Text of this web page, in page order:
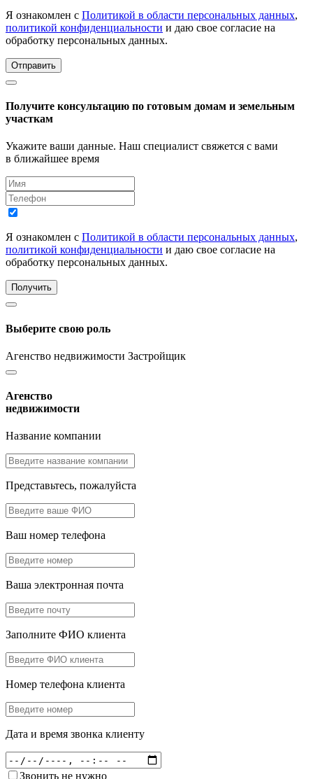
Я ознакомлен с Политикой в области персональных данных,
политикой конфиденциальности и даю свое согласие на
обработку персональных данных.
Отправить
Получите консультацию по готовым домам и земельным
участкам
Укажите ваши данные. Наш специалист свяжется с вами
в ближайшее время
Я ознакомлен с Политикой в области персональных данных,
политикой конфиденциальности и даю свое согласие на
обработку персональных данных.
Получить
Выберите свою роль
Агенство недвижимости Застройщик
Агенство
недвижимости
Название компании
Представьтесь, пожалуйста
Ваш номер телефона
Ваша электронная почта
Заполните ФИО клиента
Номер телефона клиента
Дата и время звонка клиенту
Звонить не нужно